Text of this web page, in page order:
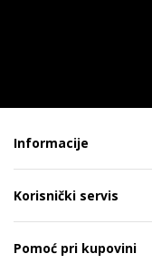
Informacije
Korisnički servis
Pomoć pri kupovini